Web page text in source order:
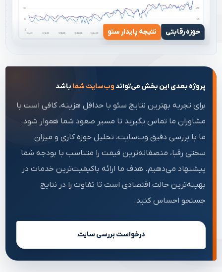
حوزه رقابتی نتیجه پایدار سئو
پروژه بعدی این بخش می‌تواند وب‌سایت شما باشد
برای تجربه بهترین نتایج سئو با حداقل هزینه، کافی است با
مشاوران ما تماس بگیرید تا مسیر صعود شما هموار شود.
ما با بررسی دقیق وب‌سایت، تحلیل حوزه کاری و میزان
سختی رقبا، منصفانه‌ترین قیمت را متناسب با بودجه شما
پیشنهاد می‌دهیم. هدف ما ارائه باکیفیت‌ترین خدمات در
بهینه‌ترین حالت اقتصادی است تا تفاوت را در نتایج
جستجو احساس کنید.
درخواست بررسی سایت